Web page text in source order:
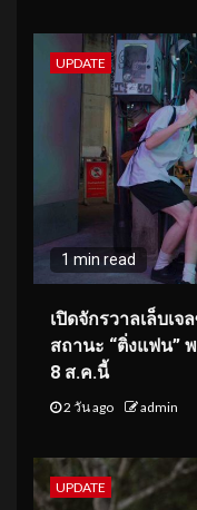
UPDATE
1 min read
เปิดจักรวาลเล็บเจ
สถานะ “ติ่งแฟน”
8 ส.ค.นี้
2 วัน ago admin
UPDATE